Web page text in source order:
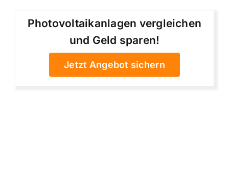
Photovoltaikanlagen vergleichen
und Geld sparen!
Jetzt Angebot sichern